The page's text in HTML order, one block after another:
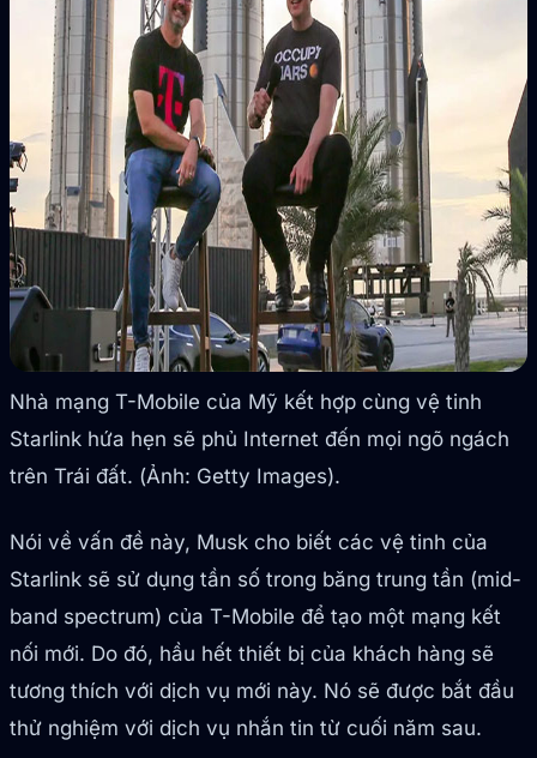
Nhà mạng T-Mobile của Mỹ kết hợp cùng vệ tinh
Starlink hứa hẹn sẽ phủ Internet đến mọi ngõ ngách
trên Trái đất. (Ảnh: Getty Images).
Nói về vấn đề này, Musk cho biết các vệ tinh của
Starlink sẽ sử dụng tần số trong băng trung tần (mid-
band spectrum) của T-Mobile để tạo một mạng kết
nối mới. Do đó, hầu hết thiết bị của khách hàng sẽ
tương thích với dịch vụ mới này. Nó sẽ được bắt đầu
thử nghiệm với dịch vụ nhắn tin từ cuối năm sau.